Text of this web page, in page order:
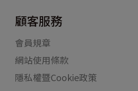
顧客服務
會員規章
網站使用條款
隱私權暨Cookie政策